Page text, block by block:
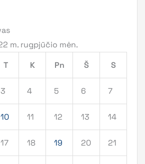
m. rugpjūčio mėn.
T K Pn Š S
3 4 5 6 7
10 11 12 13 14
17 18 19 20 21